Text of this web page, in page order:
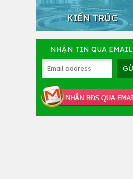
KIẾN TRÚC
NHẬN TIN QUA EMAIL